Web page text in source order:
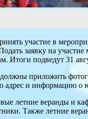
участие в
заявку на
Итоги подведут 31
приложить
адрес и информацию
летние веранды и
Также летние